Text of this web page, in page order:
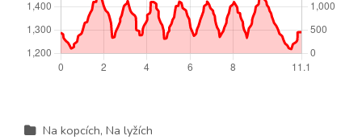
Na kopcích, Na lyžích